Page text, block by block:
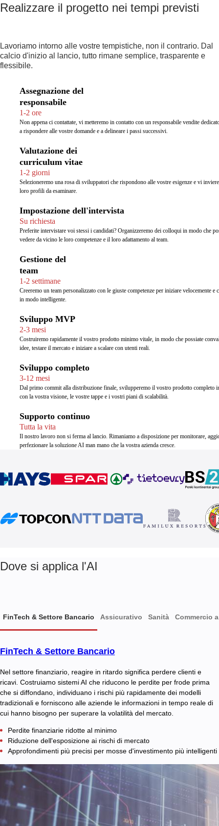
Realizzare il progetto nei tempi previsti
Lavoriamo intorno alle vostre tempistiche, non il contrario. Dal
calcio d'inizio al lancio, tutto rimane semplice, trasparente e
flessibile.
Assegnazione del
responsabile
1-2 ore
Non appena ci contattate, vi metteremo in contatto con un responsabile vendite
a rispondere alle vostre domande e a delineare i passi successivi.
Valutazione dei
curriculum vitae
1-2 giorni
Selezioneremo una rosa di sviluppatori che rispondono alle vostre esigenze e vi
loro profili da esaminare.
Impostazione dell'intervista
Su richiesta
Preferite intervistare voi stessi i candidati? Organizzeremo dei colloqui in modo che
vedere da vicino le loro competenze e il loro adattamento al team.
Gestione del
team
1-2 settimane
Creeremo un team personalizzato con le giuste competenze per iniziare velocemente e
in modo intelligente.
Sviluppo MVP
2-3 mesi
Costruiremo rapidamente il vostro prodotto minimo vitale, in modo che possiate
idee, testare il mercato e iniziare a scalare con utenti reali.
Sviluppo completo
3-12 mesi
Dal primo commit alla distribuzione finale, svilupperemo il vostro prodotto completo
con la vostra visione, le vostre tappe e i vostri piani di scalabilità.
Supporto continuo
Tutta la vita
Il nostro lavoro non si ferma al lancio. Rimaniamo a disposizione per monitorare,
perfezionare la soluzione AI man mano che la vostra azienda cresce.
Dove si applica l'AI
FinTech & Settore Bancario Assicurativo Sanità Commercio
FinTech & Settore Bancario
Nel settore finanziario, reagire in ritardo significa perdere clienti e
ricavi. Costruiamo sistemi AI che riducono le perdite per frode prima
che si diffondano, individuano i rischi più rapidamente dei modelli
tradizionali e forniscono alle aziende le informazioni in tempo reale di
cui hanno bisogno per superare la volatilità del mercato.
Perdite finanziarie ridotte al minimo
Riduzione dell'esposizione ai rischi di mercato
Approfondimenti più precisi per mosse d'investimento più intelligenti